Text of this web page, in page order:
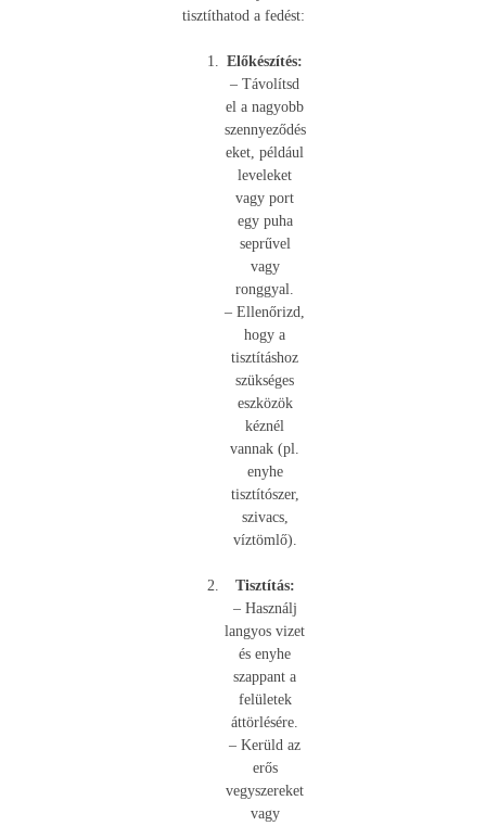
tisztíthatod a fedést:
Előkészítés:
– Távolítsd
el a nagyobb
szennyeződés
eket, például
leveleket
vagy port
egy puha
seprűvel
vagy
ronggyal.
– Ellenőrizd,
hogy a
tisztításhoz
szükséges
eszközök
kéznél
vannak (pl.
enyhe
tisztítószer,
szivacs,
víztömlő).
Tisztítás:
– Használj
langyos vizet
és enyhe
szappant a
felületek
áttörlésére.
– Kerüld az
erős
vegyszereket
vagy